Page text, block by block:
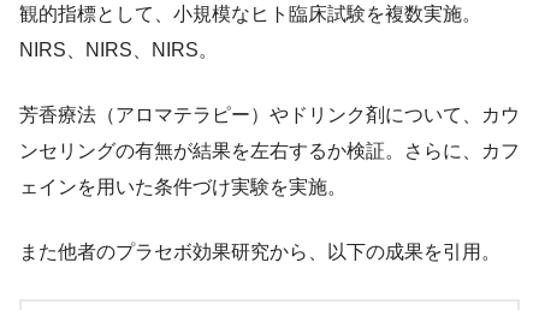
観的指標として、小規模なヒト臨床試験を複数実施。
NIRS、NIRS、NIRS。
芳香療法（アロマテラピー）やドリンク剤について、カウ
ンセリングの有無が結果を左右するか検証。さらに、カフ
ェインを用いた条件づけ実験を実施。
また他者のプラセボ効果研究から、以下の成果を引用。